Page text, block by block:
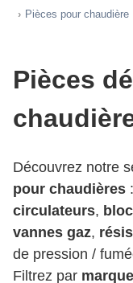
Pièces pour chaudière
Pièces
Découvrez notre
pour chaudières :
circulateurs,
vannes gaz,
de pression /
Filtrez par marque